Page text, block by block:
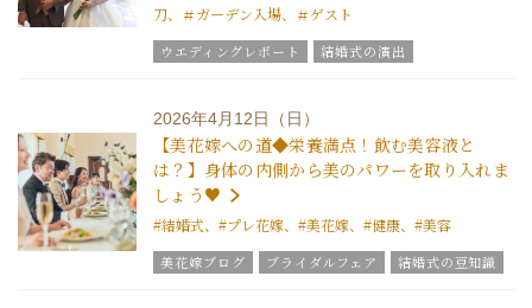
刀、＃ガーデン入場、＃ゲスト
ウエディングレポート
結婚式の演出
グラツィエのウエディング情報
結婚式の豆知識
ウエディングスタッフｖｏｉｃｅ
2026年4月12日（日）
【美花嫁への道◆栄養満点！飲む美容液と
は？】身体の内側から美のパワーを取り入れま
しょう♥
#結婚式、#プレ花嫁、#美花嫁、#健康、#美容
美花嫁ブログ ブライダルフェア
結婚式の豆知識